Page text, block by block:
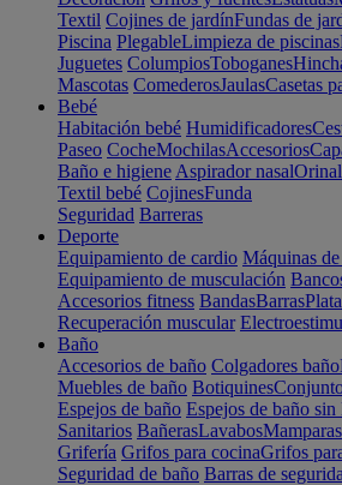
Textil Cojines de jardínFundas de
Piscina PlegableLimpieza de piscinas
Juguetes ColumpiosToboganes
Mascotas ComederosJaulasCasetas
Bebé
Habitación bebé Humidificadores
Paseo CocheMochilasAccesorios
Baño e higiene Aspirador nasal
Textil bebé CojinesFunda
Seguridad Barreras
Deporte
Equipamiento de cardio Máquinas
Equipamiento de musculación
Accesorios fitness BandasBarras
Recuperación muscular
Baño
Accesorios de baño Colgadores baño
Muebles de baño Botiquines
Espejos de baño Espejos de baño
Sanitarios BañerasLavabosMamparas
Grifería Grifos para cocinaGrifos
Seguridad de baño Barras de